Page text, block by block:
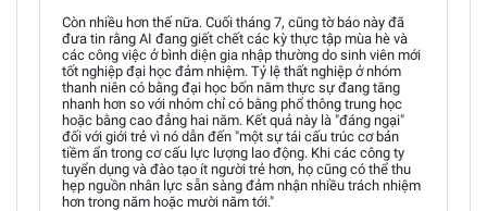
Còn nhiều hơn thế nữa. Cuối tháng 7, cũng tờ báo này đã
đưa tin rằng AI đang giết chết các kỳ thực tập mùa hè và
các công việc ở bình diện gia nhập thường do sinh viên mới
tốt nghiệp đại học đảm nhiệm. Tỷ lệ thất nghiệp ở nhóm
thanh niên có bằng đại học bốn năm thực sự đang tăng
nhanh hơn so với nhóm chỉ có bằng phổ thông trung học
hoặc bằng cao đẳng hai năm. Kết quả này là "đáng ngại"
đối với giới trẻ vì nó dẫn đến "một sự tái cấu trúc cơ bản
tiềm ẩn trong cơ cấu lực lượng lao động. Khi các công ty
tuyển dụng và đào tạo ít người trẻ hơn, họ cũng có thể thu
hẹp nguồn nhân lực sẵn sàng đảm nhận nhiều trách nhiệm
hơn trong năm hoặc mười năm tới."